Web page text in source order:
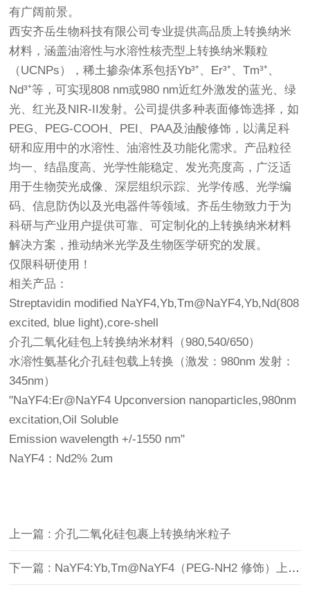
有广阔前景。
西安齐岳生物科技有限公司专业提供高品质上转换纳米
材料，涵盖油溶性与水溶性核壳型上转换纳米颗粒
（UCNPs），稀土掺杂体系包括Yb³⁺、Er³⁺、Tm³⁺、
Nd³⁺等，可实现808 nm或980 nm近红外激发的蓝光、绿
光、红光及NIR-II发射。公司提供多种表面修饰选择，如
PEG、PEG-COOH、PEI、PAA及油酸修饰，以满足科
研和应用中的水溶性、油溶性及功能化需求。产品粒径
均一、结晶度高、光学性能稳定、发光亮度高，广泛适
用于生物荧光成像、深层组织示踪、光学传感、光学编
码、信息防伪以及光电器件等领域。齐岳生物致力于为
科研与产业用户提供可靠、可定制化的上转换纳米材料
解决方案，推动纳米光学及生物医学研究的发展。
仅限科研使用！
相关产品：
Streptavidin modified NaYF4,Yb,Tm@NaYF4,Yb,Nd(808
excited, blue light),core-shell
介孔二氧化硅包上转换纳米材料（980,540/650）
水溶性氨基化介孔硅包载上转换（激发：980nm 发射：
345nm）
"NaYF4:Er@NaYF4 Upconversion nanoparticles,980nm
excitation,Oil Soluble
Emission wavelength +/-1550 nm"
NaYF4：Nd2% 2um
上一篇 : 介孔二氧化硅包裹上转换纳米粒子
下一篇 : NaYF4:Yb,Tm@NaYF4（PEG-NH2 修饰）上转换纳米颗粒